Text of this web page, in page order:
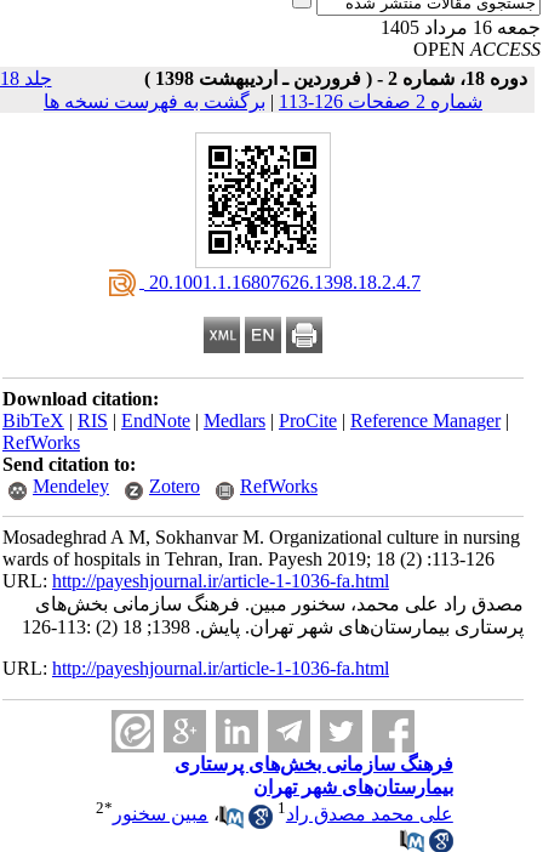
مرداد 1405
OPEN
دوره 18، شماره 2 - ( فروردین ـ اردیبهشت 1398 )
جلد 18
شماره 2 صفحات 126-113
| برگشت به فهرست نسخه ها
‎ 20.1001.1.16807626.1398.18.2.4.7
Download citation:
BibTeX|RIS|EndNote|Medlars|ProCite|Reference Manager
RefWorks
Send citation to:
Mendeley
Zotero RefWorks
Mosadeghrad A M, Sokhanvar M. Organizational culture in nursing
wards of hospitals in Tehran, Iran. Payesh 2019; 18 (2) :113-126
URL:http://payeshjournal.ir/article-1-1036-fa.html
مصدق راد علی محمد، سخنور مبین. فرهنگ سازمانی بخش‌های
پرستاری بیمارستان‌های شهر تهران. پایش. 1398; 18 (2) :113-126
URL:http://payeshjournal.ir/article-1-1036-fa.html
فرهنگ سازمانی بخش‌های پرستاری
بیمارستان‌های شهر تهران
علی محمد مصدق راد 1 ،مبین سخنور 2